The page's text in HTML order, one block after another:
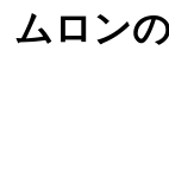
ムロン